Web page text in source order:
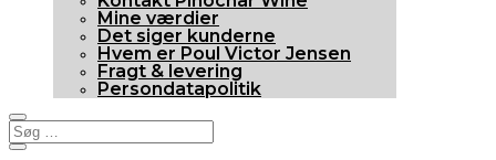
Mine værdier
Det siger kunderne
Hvem er Poul Victor Jensen
Fragt & levering
Persondatapolitik